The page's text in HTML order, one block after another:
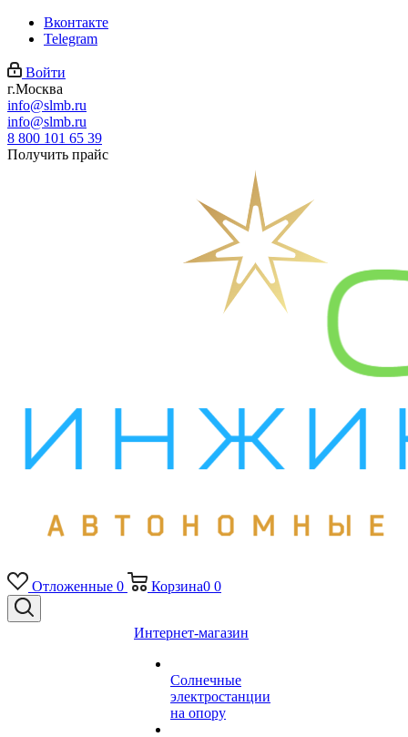
Вконтакте
Telegram
Войти
г.Москва
info@slmb.ru
info@slmb.ru
8 800 101 65 39
Получить прайс
Отложенные 0 Корзина0 0
Интернет-магазин
Солнечные
электростанции
на опору